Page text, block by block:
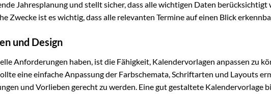
Jahresplanung und stellt sicher, dass alle wichtigen Daten berücksichtigt
Zwecke ist es wichtig, dass alle relevanten Termine auf einen Blick
und Design
Anforderungen haben, ist die Fähigkeit, Kalendervorlagen anpassen zu
eine einfache Anpassung der Farbschemata, Schriftarten und Layouts
und Vorlieben gerecht zu werden. Eine gut gestaltete Kalendervorlage